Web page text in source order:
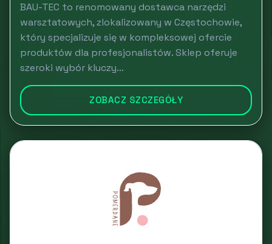
BAU-TEC to renomowany dostawca narzędzi
warsztatowych, zlokalizowany w Częstochowie,
który specjalizuje się w kompleksowej ofercie
produktów dla profesjonalistów. Sklep oferuje
szeroki wybór kluczy...
ZOBACZ SZCZEGÓŁY